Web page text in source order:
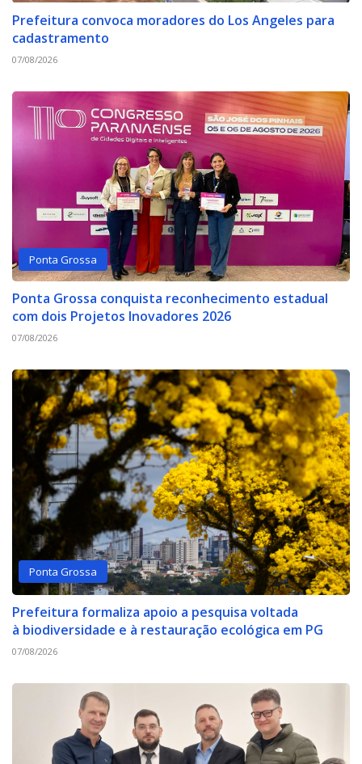
Prefeitura convoca moradores do Los Angeles para
cadastramento
07/08/2026
Ponta Grossa
Ponta Grossa conquista reconhecimento estadual
com dois Projetos Inovadores 2026
07/08/2026
Ponta Grossa
Prefeitura formaliza apoio a pesquisa voltada
à biodiversidade e à restauração ecológica em PG
07/08/2026